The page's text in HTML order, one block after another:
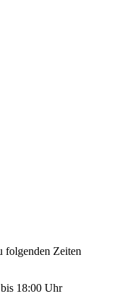
folgenden Zeiten
18:00 Uhr